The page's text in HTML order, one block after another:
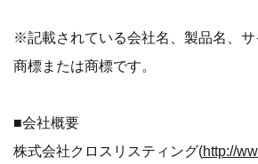
※記載されている会社名、製品名、
商標または商標です。
■会社概要
株式会社クロスリスティング(http://